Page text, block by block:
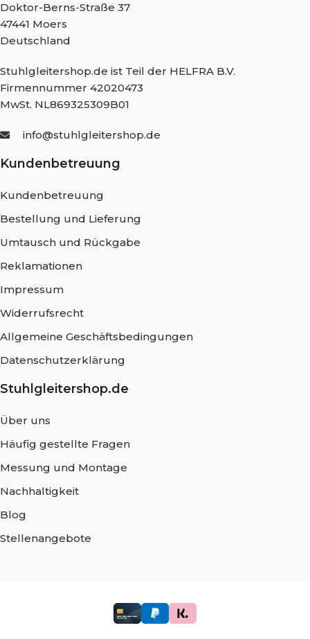
Doktor-Berns-Straße 37
47441 Moers
Deutschland
Stuhlgleitershop.de ist Teil der HELFRA B.V.
Firmennummer 42020473
MwSt. NL869325309B01
info@stuhlgleitershop.de
Kundenbetreuung
Kundenbetreuung
Bestellung und Lieferung
Umtausch und Rückgabe
Reklamationen
Impressum
Widerrufsrecht
Allgemeine Geschäftsbedingungen
Datenschutzerklärung
Stuhlgleitershop.de
Über uns
Häufig gestellte Fragen
Messung und Montage
Nachhaltigkeit
Blog
Stellenangebote